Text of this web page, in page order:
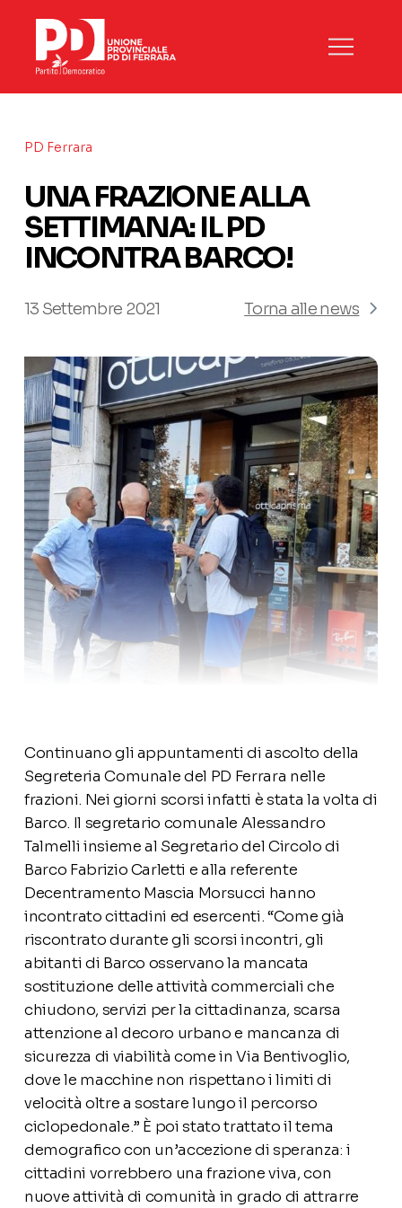
PD Ferrara
UNA FRAZIONE ALLA
SETTIMANA: IL PD
INCONTRA BARCO!
13 Settembre 2021 Torna alle news
Continuano gli appuntamenti di ascolto della
Segreteria Comunale del PD Ferrara nelle
frazioni. Nei giorni scorsi infatti è stata la volta di
Barco. Il segretario comunale Alessandro
Talmelli insieme al Segretario del Circolo di
Barco Fabrizio Carletti e alla referente
Decentramento Mascia Morsucci hanno
incontrato cittadini ed esercenti. “Come già
riscontrato durante gli scorsi incontri, gli
abitanti di Barco osservano la mancata
sostituzione delle attività commerciali che
chiudono, servizi per la cittadinanza, scarsa
attenzione al decoro urbano e mancanza di
sicurezza di viabilità come in Via Bentivoglio,
dove le macchine non rispettano i limiti di
velocità oltre a sostare lungo il percorso
ciclopedonale.” È poi stato trattato il tema
demografico con un’accezione di speranza: i
cittadini vorrebbero una frazione viva, con
nuove attività di comunità in grado di attrarre